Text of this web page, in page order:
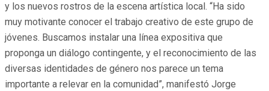
y los nuevos rostros de la escena artística local. “Ha sido
muy motivante conocer el trabajo creativo de este grupo de
jóvenes. Buscamos instalar una línea expositiva que
proponga un diálogo contingente, y el reconocimiento de las
diversas identidades de género nos parece un tema
importante a relevar en la comunidad”, manifestó Jorge